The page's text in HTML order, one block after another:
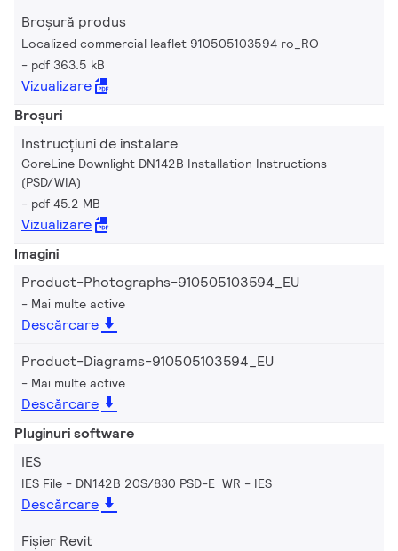
Broșură produs
Localized commercial leaflet 910505103594 ro_RO
pdf 363.5 kB
Vizualizare
Broșuri
Instrucțiuni de instalare
CoreLine Downlight DN142B Installation Instructions
(PSD/WIA)
pdf 45.2 MB
Vizualizare
Imagini
Product-Photographs-910505103594_EU
Mai multe active
Descărcare
Product-Diagrams-910505103594_EU
Mai multe active
Descărcare
Pluginuri software
IES
IES File - DN142B 20S/830 PSD-E WR IES
Descărcare
Fișier Revit